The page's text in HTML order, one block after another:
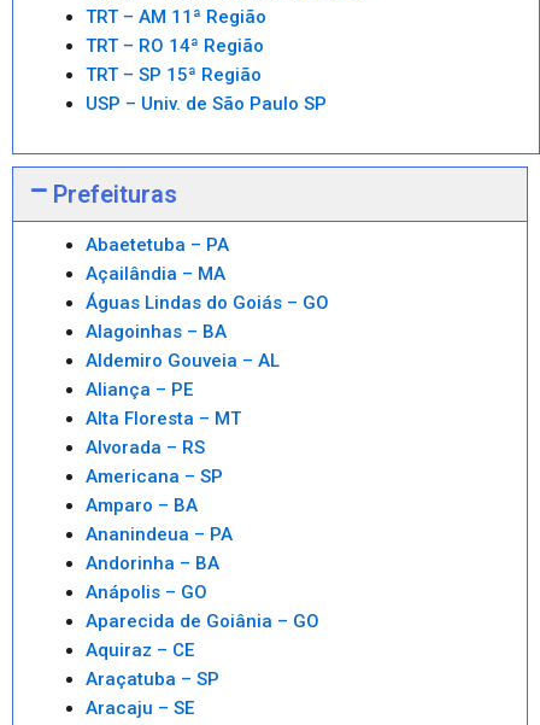
TRT – AM 11ª Região
TRT – RO 14ª Região
TRT – SP 15ª Região
USP – Univ. de São Paulo SP
Prefeituras
Abaetetuba – PA
Açailândia – MA
Águas Lindas do Goiás – GO
Alagoinhas – BA
Aldemiro Gouveia – AL
Aliança – PE
Alta Floresta – MT
Alvorada – RS
Americana – SP
Amparo – BA
Ananindeua – PA
Andorinha – BA
Anápolis – GO
Aparecida de Goiânia – GO
Aquiraz – CE
Araçatuba – SP
Aracaju – SE